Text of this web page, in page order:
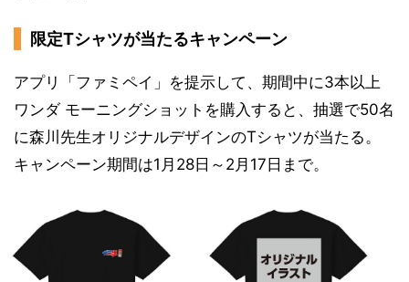
限定Tシャツが当たるキャンペーン
アプリ「ファミペイ」を提示して、期間中に3本以上
ワンダ モーニングショットを購入すると、抽選で50名
に森川先生オリジナルデザインのTシャツが当たる。
キャンペーン期間は1月28日～2月17日まで。